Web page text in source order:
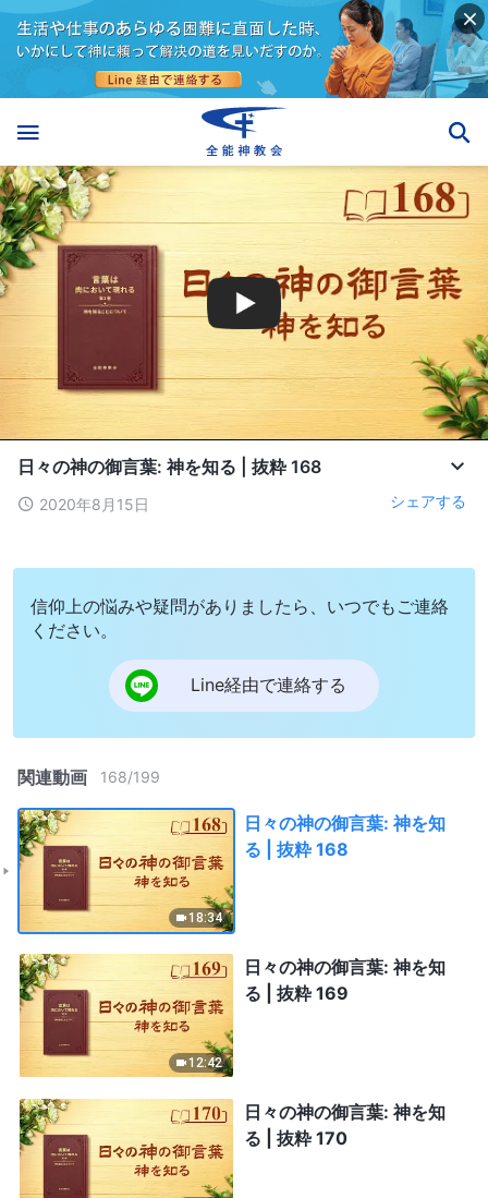
日々の神の御言葉: 神を知る | 抜粋 168
2020年8月15日 シェアする
信仰上の悩みや疑問がありましたら、いつでもご連絡
ください。
Line経由で連絡する
関連動画 168/199
18:34
日々の神の御言葉: 神を知
る | 抜粋 168
12:42
日々の神の御言葉: 神を知
る | 抜粋 169
日々の神の御言葉: 神を知
る | 抜粋 170